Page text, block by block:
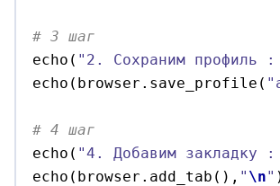
# 3 шаг
echo ( "2. Сохраним профиль
echo ( browser. save_profile (
# 4 шаг
echo ( "4. Добавим закладку
echo ( browser. add_tab ( ) , " \n"